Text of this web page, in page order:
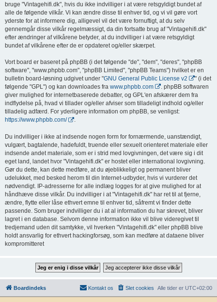
bruge "Vintagehifi.dk", hvis du ikke indvilliger i at være retsgyldigt bundet af
alle de følgende vilkår. Vi kan ændre disse til enhver tid, og vi vil gøre vort
yderste for at informere dig, alligevel vil det være fornuftigt, at du selv
gennemgår disse vilkår regelmæssigt, da din fortsatte brug af "Vintagehifi.dk"
efter ændringer af vilkårene betyder, at du indvilliger i at være retsgyldigt
bundet af vilkårene efter de er opdateret og/eller skærpet.
Vort board er baseret på phpBB (i det følgende "de", "dem", "deres", "phpBB
software", "www.phpbb.com", "phpBB Limited", "phpBB Teams") hvilket er en
bulletin board-løsning udgivet under "GNU General Public License v2
" (i det
følgende "GPL") og kan downloades fra www.phpbb.com
. phpBB softwaren
giver mulighed for internetbaserede debatter, og GPL'en afskærer dem fra
indflydelse på, hvad vi tillader og/eller afviser som tilladeligt indhold og/eller
tilladelig adfærd. For yderligere information om phpBB, se venligst:
https://www.phpbb.com/
.
Du indvilliger i ikke at indsende nogen form for fornærmende, uanstændigt,
vulgært, bagtalende, hadefuldt, truende eller sexuelt orienteret materiale eller
indsende andet materiale, som er i strid med lovgivningen, det være sig i dit
eget land, landet hvor "Vintagehifi.dk" er hostet eller international lovgivning.
Gør du dette, kan dette medføre, at du øjeblikkeligt og permanent bliver
udelukket, med besked herom til din Internet-udbyder, hvis vi vurderer det
nødvendigt. IP-adresserne for alle indlæg logges for at give mulighed for at
håndhæve disse vilkår. Du indvilliger i at "Vintagehifi.dk" har ret til at fjerne,
ændre, flytte eller låse ethvert emne til enhver tid, såfremt vi finder dette
passende. Som bruger indvilliger du i at al information du har skrevet, bliver
lagret i en database. Selvom denne information ikke vil blive videregivet til
tredjemand uden dit samtykke, vil hverken "Vintagehifi.dk" eller phpBB blive
holdt ansvarlig for ethvert hackingforsøg, som kan medføre at dataene bliver
kompromitteret
Boardindeks Alle tider er UTC+02:00
Slet cookies
Kontakt os